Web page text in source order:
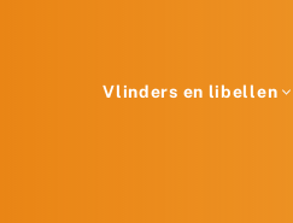
Vlinders en libellen